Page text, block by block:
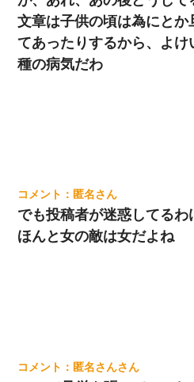
文章は子供の頃は為にと
てあったりするから、よ
種の病気だわ
匿名
でも投稿者が迷惑してるわ
ほんと女の敵は女だよね
匿名さん